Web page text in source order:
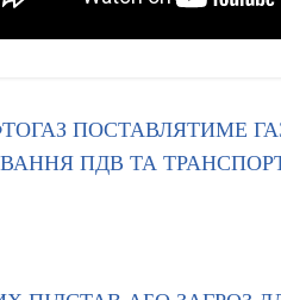
ПОСТАВЛЯТИМЕ
ПДВ ТА